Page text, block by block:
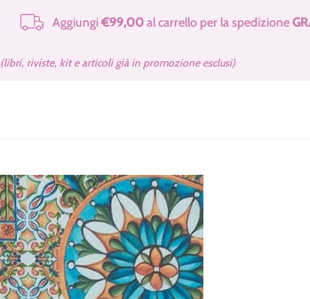
Aggiungi€99,00al carrello per la spedizione
(libri, riviste, kit e articoli già in promozione esclusi)